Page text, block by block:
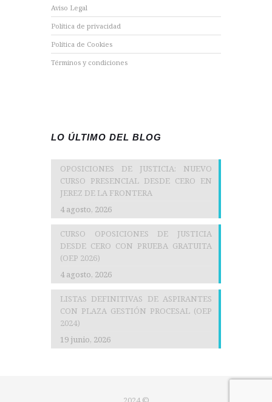
Aviso Legal
Política de privacidad
Política de Cookies
Términos y condiciones
LO ÚLTIMO DEL BLOG
OPOSICIONES DE JUSTICIA: NUEVO
CURSO PRESENCIAL DESDE CERO EN
JEREZ DE LA FRONTERA
4 agosto, 2026
CURSO OPOSICIONES DE JUSTICIA
DESDE CERO CON PRUEBA GRATUITA
(OEP 2026)
4 agosto, 2026
LISTAS DEFINITIVAS DE ASPIRANTES
CON PLAZA GESTIÓN PROCESAL (OEP
2024)
19 junio, 2026